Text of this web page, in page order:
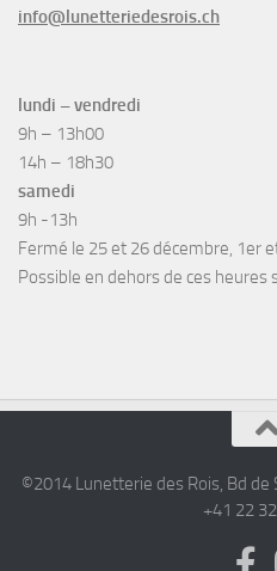
info@lunetteriedesrois.ch
lundi – vendredi
9h – 13h00
14h – 18h30
samedi
9h -13h
Fermé le 25 et 26 décembre, 1er
Possible en dehors de ces heures
©2014 Lunetterie des Rois, Bd de
+41 22